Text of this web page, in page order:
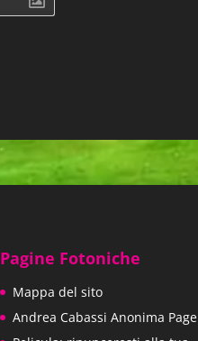
Pagine Fotoniche
Mappa del sito
Andrea Cabassi Anonima Page